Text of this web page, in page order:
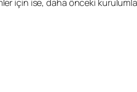
için ise, daha önceki